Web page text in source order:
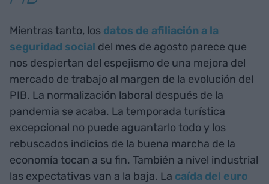
Mientras tanto, los datos de afiliación a la
seguridad social del mes de agosto parece que
nos despiertan del espejismo de una mejora del
mercado de trabajo al margen de la evolución del
PIB. La normalización laboral después de la
pandemia se acaba. La temporada turística
excepcional no puede aguantarlo todo y los
rebuscados indicios de la buena marcha de la
economía tocan a su fin. También a nivel industrial
las expectativas van a la baja. La caída del euro